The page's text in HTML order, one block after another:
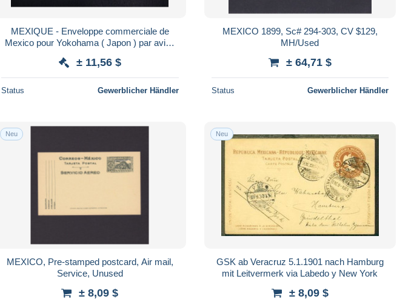
MEXIQUE - Enveloppe commerciale de
Mexico pour Yokohama ( Japon ) par avion
± 11,56 $
Status Gewerblicher Händler
MEXICO 1899, Sc# 294-303, CV $129,
MH/Used
± 64,71 $
Status Gewerblicher Händler
Neu
MEXICO, Pre-stamped postcard, Air mail,
Service, Unused
± 8,09 $
Neu
GSK ab Veracruz 5.1.1901 nach Hamburg
mit Leitvermerk via Labedo y New York
± 8,09 $